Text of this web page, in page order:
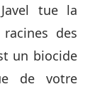
tue la
des
un biocide
de votre